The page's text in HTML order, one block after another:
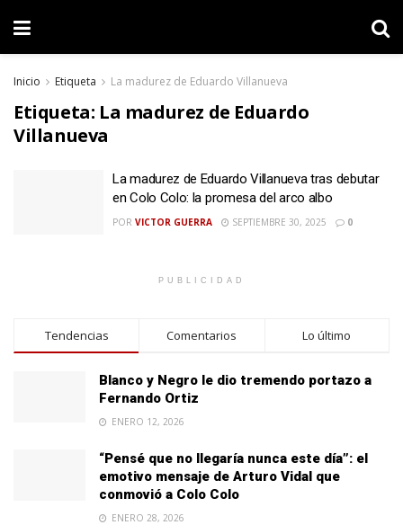
Inicio Etiqueta La madurez de Eduardo Villanueva
Etiqueta: La madurez de Eduardo
Villanueva
La madurez de Eduardo Villanueva tras debutar
en Colo Colo: la promesa del arco albo
POR VICTOR GUERRA SEPTIEMBRE 30, 2025 0
PUBLICIDAD
Tendencias Comentarios Lo último
Blanco y Negro le dio tremendo portazo a
Fernando Ortiz
ENERO 12, 2026
“Pensé que no llegaría nunca este día”: el
emotivo mensaje de Arturo Vidal que
conmovió a Colo Colo
ENERO 28, 2026